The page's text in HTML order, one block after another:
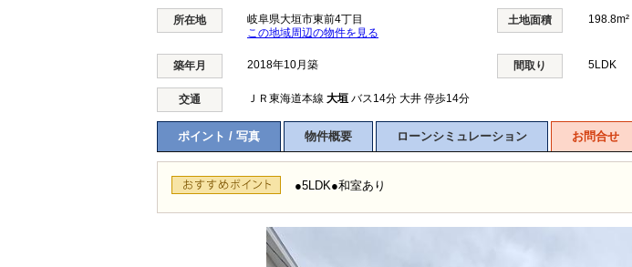
所在地
岐阜県大垣市東前4丁目
この地域周辺の物件を見る
土地面積
築年月 2018年10月築 間取り 5LDK
交通 ＪＲ東海道本線 大垣 バス14分 大井 停歩14分
ポイント / 写真 物件概要 ローンシミュレーション お問合せ
●5LDK●和室あり